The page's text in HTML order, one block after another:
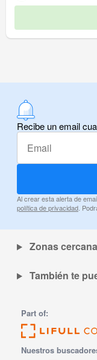
Recibe un email
Al crear esta alerta de
política de privacidad.
Zonas
También te
Part of:
Nuestros